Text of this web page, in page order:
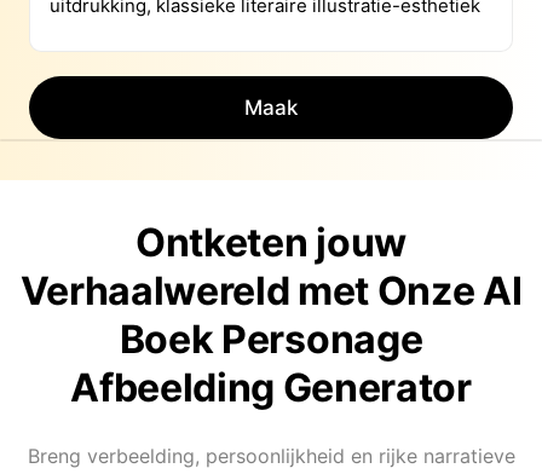
Maak
Ontketen jouw
Verhaalwereld met Onze AI
Boek Personage
Afbeelding Generator
Breng verbeelding, persoonlijkheid en rijke narratieve